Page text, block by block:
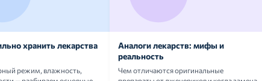
хранить лекарства
режим, влажность,
Аналоги лекарств: мифы и
реальность
Чем отличаются оригинальные